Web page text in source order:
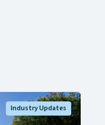
Industry Updates